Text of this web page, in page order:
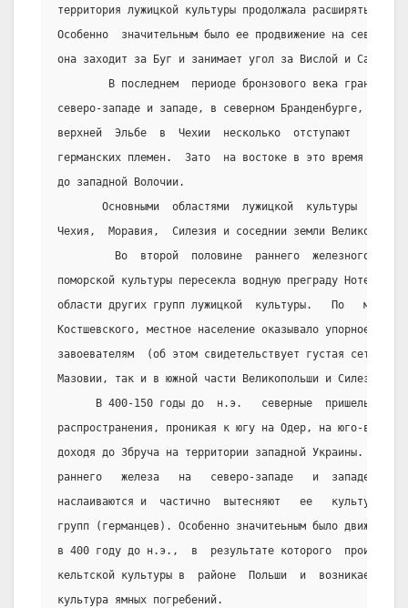
территория лужицкой культуры продолжала расширяться
Особенно  значительным было ее продвижение на
она заходит за Буг и занимает угол за Вислой и Саном.
В последнем  периоде бронзового века границы
северо-западе и западе, в северном Бранденбурге,
верхней  Эльбе  в  Чехии  несколько  отступают    под
германских племен.  Зато  на востоке в это время
до западной Волочии.
Основными  областями  лужицкой  культуры
Чехия,  Моравия,  Силезия и соседнии земли
Во  второй  половине  раннего  железного
поморской культуры пересекла водную преграду Нотецы
области других групп лужицкой  культуры.   По   мнению
Костшевского, местное население оказывало упорное
завоевателям  (об этом свидетельствует густая сеть
Мазовии, так и в южной части Великопольши и Силезии ).
В 400-150 годы до  н.э.   северные  пришельцы
распространения, проникая к югу на Одер, на юго-
доходя до Збруча на территории западной Украины. В
раннего   железа   на   северо-западе   и  западе   на
наслаиваются и  частично  вытесняют   ее   культуры
групп (германцев). Особенно значитеьным было движение
в 400 году до н.э.,  в  результате которого
кельтской культуры в  районе  Польши  и  возникает
культура ямных погребений.